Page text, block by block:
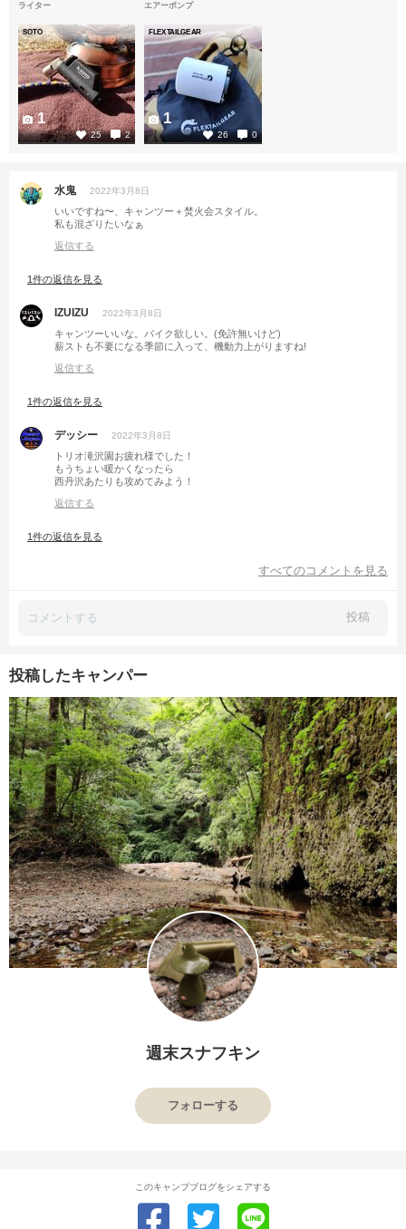
ライター
SOTO
25 2
1
エアーポンプ
FLEXTAILGEAR
26 0
1
水鬼 2022年3月8日
いいですね〜、キャンツー＋焚火会スタイル。
私も混ざりたいなぁ
返信する
1件の返信を見る
IZUIZU 2022年3月8日
キャンツーいいな。バイク欲しい。(免許無いけど)
薪ストも不要になる季節に入って、機動力上がりますね!
返信する
1件の返信を見る
デッシー 2022年3月8日
トリオ滝沢園お疲れ様でした！
もうちょい暖かくなったら
西丹沢あたりも攻めてみよう！
返信する
1件の返信を見る
すべてのコメントを見る
投稿
投稿したキャンパー
週末スナフキン
フォローする
このキャンプブログをシェアする